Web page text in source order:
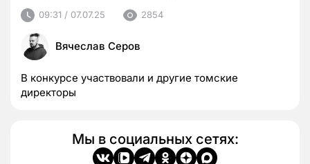
09:31 / 07.07.25 2854
Вячеслав Серов
В конкурсе участвовали и другие томские
директоры
Мы в социальных сетях: